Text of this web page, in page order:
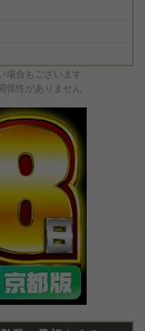
場合もございます
係性がありません